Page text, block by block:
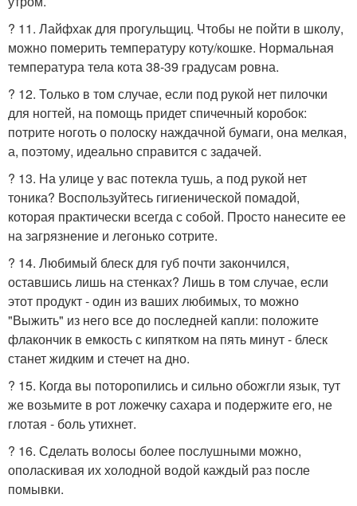
? 11. Лайфхак для прогульщиц. Чтобы не пойти в школу,
можно померить температуру коту/кошке. Нормальная
температура тела кота 38-39 градусам ровна.
? 12. Только в том случае, если под рукой нет пилочки
для ногтей, на помощь придет спичечный коробок:
потрите ноготь о полоску наждачной бумаги, она мелкая,
а, поэтому, идеально справится с задачей.
? 13. На улице у вас потекла тушь, а под рукой нет
тоника? Воспользуйтесь гигиенической помадой,
которая практически всегда с собой. Просто нанесите ее
на загрязнение и легонько сотрите.
? 14. Любимый блеск для губ почти закончился,
оставшись лишь на стенках? Лишь в том случае, если
этот продукт - один из ваших любимых, то можно
"Выжить" из него все до последней капли: положите
флакончик в емкость с кипятком на пять минут - блеск
станет жидким и стечет на дно.
? 15. Когда вы поторопились и сильно обожгли язык, тут
же возьмите в рот ложечку сахара и подержите его, не
глотая - боль утихнет.
? 16. Сделать волосы более послушными можно,
ополаскивая их холодной водой каждый раз после
помывки.